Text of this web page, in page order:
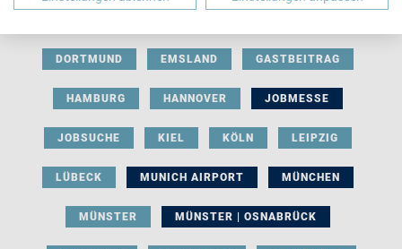
DORTMUND EMSLAND GASTBEITRAG
HAMBURG HANNOVER JOBMESSE
JOBSUCHE KIEL KÖLN LEIPZIG
LÜBECK MUNICH AIRPORT MÜNCHEN
MÜNSTER MÜNSTER | OSNABRÜCK